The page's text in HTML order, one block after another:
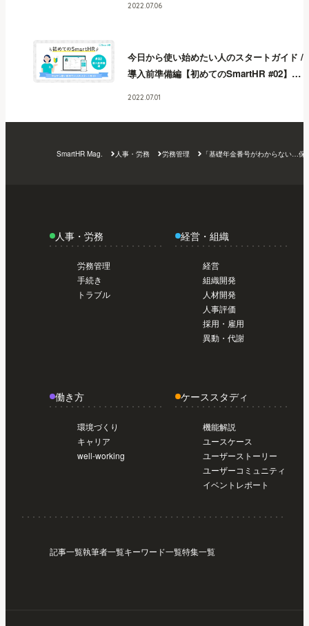
日から使い始めたい人のスタートガイド /
トライアル編【初めてのSmartHR #01】 今
日から使い始めたい人のスタートガイド /
トライアル編【初めてのSmartHR #01】
2022.07.06
今日から使い始めたい人のスタートガイド /
導入前準備編【初めてのSmartHR #02】 今
日から使い始めたい人のスタートガイド /
日から使い始めたい人のスタートガイド /
導入前準備編【初めてのSmartHR #02】
導入前準備編【初めてのSmartHR #02】
2022.07.01
SmartHR Mag. 人事・労務 労務管理 「基礎年金番号がわからない…
人事・労務
労務管理
手続き
トラブル
経営・組織
経営
組織開発
人材開発
人事評価
採用・雇用
異動・代謝
働き方
環境づくり
キャリア
well-working
ケーススタディ
機能解説
ユースケース
ユーザーストーリー
ユーザーコミュニティ
イベントレポート
記事一覧執筆者一覧キーワード一覧特集一覧